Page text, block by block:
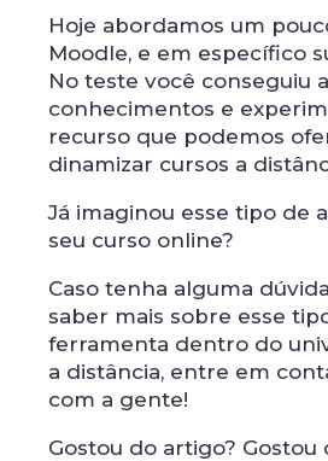
Hoje abordamos um
Moodle, e em específico
No teste você conseguiu
conhecimentos e
recurso que podemos
dinamizar cursos a
Já imaginou esse tipo de
seu curso online?
Caso tenha alguma
saber mais sobre esse
ferramenta dentro do
a distância, entre em
com a gente!
Gostou do artigo? Gostou